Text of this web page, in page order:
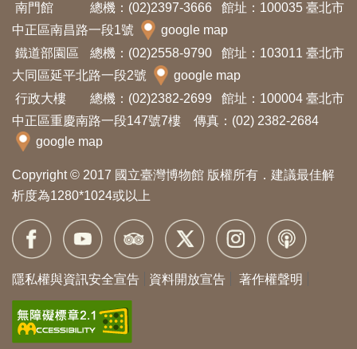
料
開
放
宣
告
著
作
權
聲
明
回
首
頁
南門館
總機：(02)2397-3666
館址：100035 臺北市
中正區南昌路一段1號
google map
鐵道部園區
總機：(02)2558-9790
館址：103011 臺北市
大同區延平北路一段2號
google map
行政大樓
總機：(02)2382-2699
館址：100004 臺北市
中正區重慶南路一段147號7樓 傳真：(02) 2382-2684
google map
Copyright © 2017 國立臺灣博物館 版權所有．建議最佳解
析度為1280*1024或以上
隱私權與資訊安全宣告 資料開放宣告 著作權聲明